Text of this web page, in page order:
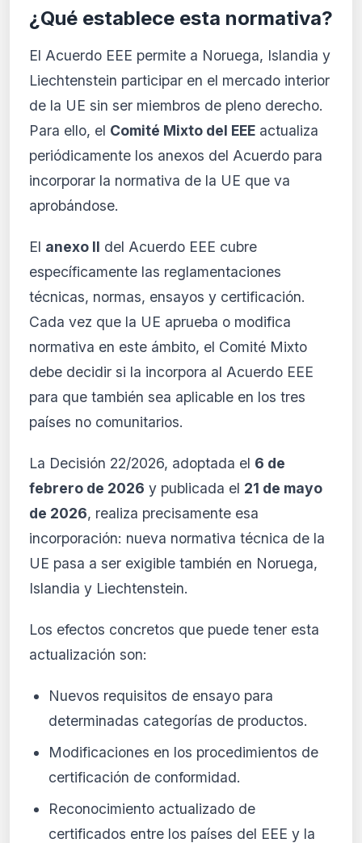
¿Qué establece esta normativa?
El Acuerdo EEE permite a Noruega, Islandia y
Liechtenstein participar en el mercado interior
de la UE sin ser miembros de pleno derecho.
Para ello, el Comité Mixto del EEE actualiza
periódicamente los anexos del Acuerdo para
incorporar la normativa de la UE que va
aprobándose.
El anexo II del Acuerdo EEE cubre
específicamente las reglamentaciones
técnicas, normas, ensayos y certificación.
Cada vez que la UE aprueba o modifica
normativa en este ámbito, el Comité Mixto
debe decidir si la incorpora al Acuerdo EEE
para que también sea aplicable en los tres
países no comunitarios.
La Decisión 22/2026, adoptada el 6 de
febrero de 2026 y publicada el 21 de mayo
de 2026, realiza precisamente esa
incorporación: nueva normativa técnica de la
UE pasa a ser exigible también en Noruega,
Islandia y Liechtenstein.
Los efectos concretos que puede tener esta
actualización son:
Nuevos requisitos de ensayo para
determinadas categorías de productos.
Modificaciones en los procedimientos de
certificación de conformidad.
Reconocimiento actualizado de
certificados entre los países del EEE y la